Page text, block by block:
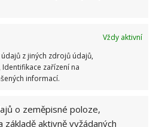
Vždy aktivní
z jiných zdrojů údajů,
zařízení na
informací.
o zeměpisné poloze,
aktivně vyžádaných
špatným dechem, obsahuje
působí močopudně
pestré využití, přes saláty,
vitamín A a C